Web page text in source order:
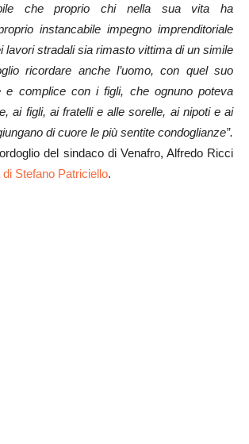
che proprio chi nella sua vita ha
instancabile impegno imprenditoriale
lavori stradali sia rimasto vittima di un simile
ricordare anche l’uomo, con quel suo
e complice con i figli, che ognuno poteva
ai figli, ai fratelli e alle sorelle, ai nipoti e ai
di cuore le più sentite condoglianze”.
del sindaco di Venafro, Alfredo Ricci
Stefano Patriciello.